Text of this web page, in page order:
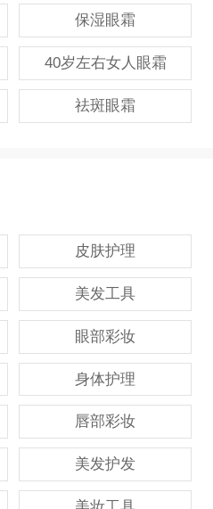
保湿眼霜
40岁左右女人眼霜
祛斑眼霜
皮肤护理
美发工具
眼部彩妆
身体护理
唇部彩妆
美发护发